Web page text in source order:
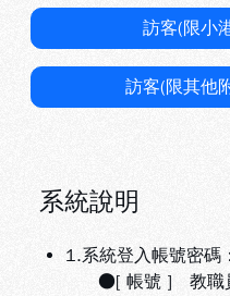
訪客(限小
訪客(限其他
系統說明
1.系統登入帳號密碼：
●[ 帳號 ] 教職